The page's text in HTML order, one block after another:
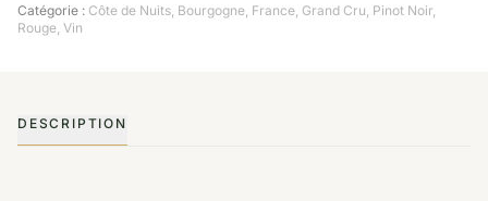
Catégorie : Côte de Nuits Bourgogne France Grand Cru Pinot Noir
Rouge Vin
DESCRIPTION